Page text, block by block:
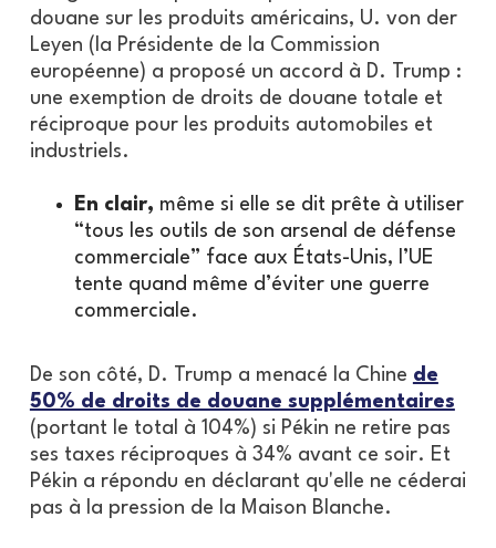
douane sur les produits américains, U. von der
Leyen (la Présidente de la Commission
européenne) a proposé un accord à D. Trump :
une exemption de droits de douane totale et
réciproque pour les produits automobiles et
industriels.
En clair, même si elle se dit prête à utiliser
“tous les outils de son arsenal de défense
commerciale” face aux États-Unis, l’UE
tente quand même d’éviter une guerre
commerciale.
De son côté, D. Trump a menacé la Chine de
50% de droits de douane supplémentaires
(portant le total à 104%) si Pékin ne retire pas
ses taxes réciproques à 34% avant ce soir. Et
Pékin a répondu en déclarant qu'elle ne céderai
pas à la pression de la Maison Blanche.